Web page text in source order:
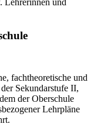
Lehrerinnen und
fachtheoretische und
Sekundarstufe II,
der Oberschule
Lehrpläne